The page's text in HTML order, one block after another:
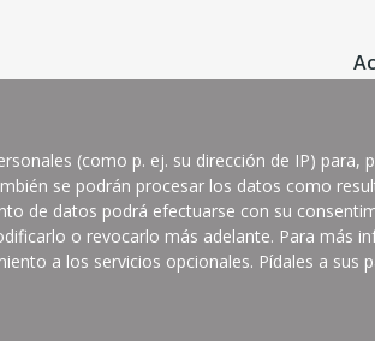
(como p. ej. su dirección de IP)
se podrán procesar los datos como
de datos podrá efectuarse con su
o revocarlo más adelante. Para más
a los servicios opcionales. Pídales a